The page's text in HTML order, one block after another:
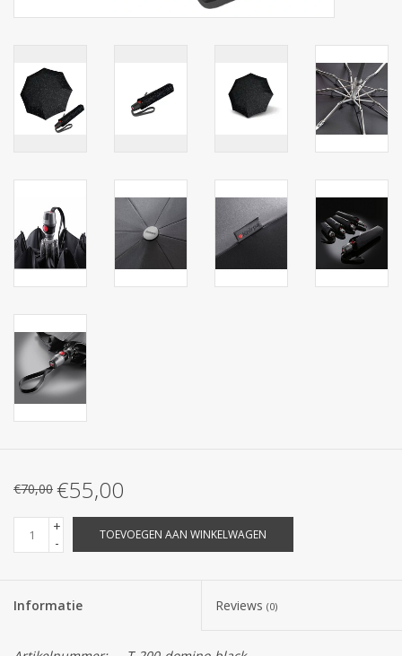
€70,00 €55,00
+
-
TOEVOEGEN AAN WINKELWAGEN
Informatie Reviews (0)